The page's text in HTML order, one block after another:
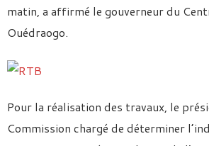
matin, a affirmé le gouverneur du
Ouédraogo.
Pour la réalisation des travaux, le
Commission chargé de déterminer